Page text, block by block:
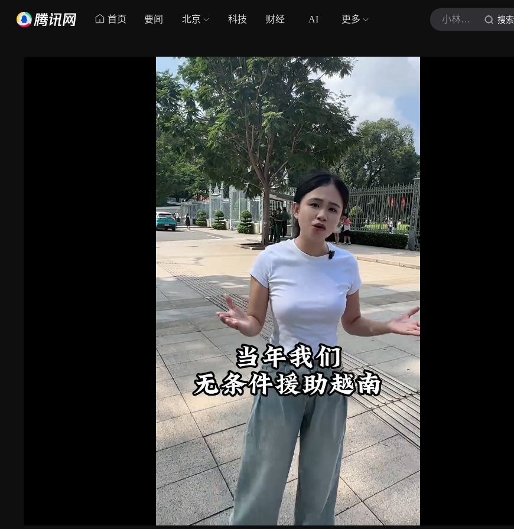
首页 要闻 北京 科技 财经 AI 更多 小林带您看世界 搜索